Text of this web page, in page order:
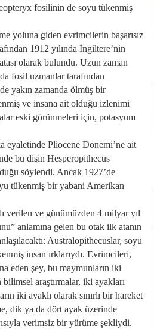
fosilinin de soyu tükenmiş
yoluna giden evrimcilerin başarısız
1912 yılında İngiltere’nin
olarak bulundu. Uzun zaman
fosil uzmanlar tarafından
yakın zamanda ölmüş bir
ve insana ait olduğu izlenimi
eski görünmeleri için, potasyum
eyaletinde Pliocene Dönemi’ne ait
bu dişin Hesperopithecus
söylendi. Ancak 1927’de
tükenmiş bir yabani Amerikan
verilen ve günümüzden 4 milyar yıl
anlamına gelen bu otak ilk atanın
Australopithecuslar, soyu
insan ırklarıydı. Evrimcileri,
eden şey, bu maymunların iki
araştırmalar, iki ayakları
iki ayaklı olarak sınırlı bir hareket
dik ya da dört ayak üzerinde
verimsiz bir yürüme şekliydi.